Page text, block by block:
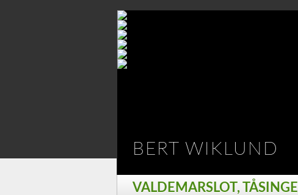
BERT WIKLUND
VALDEMARSLOT, TÅSINGE